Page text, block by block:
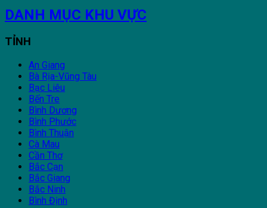
DANH MỤC KHU VỰC
TỈNH
An Giang
Bà Rịa-Vũng Tàu
Bạc Liêu
Bến Tre
Bình Dương
Bình Phước
Bình Thuận
Cà Mau
Cần Thơ
Bắc Cạn
Bắc Giang
Bắc Ninh
Bình Định